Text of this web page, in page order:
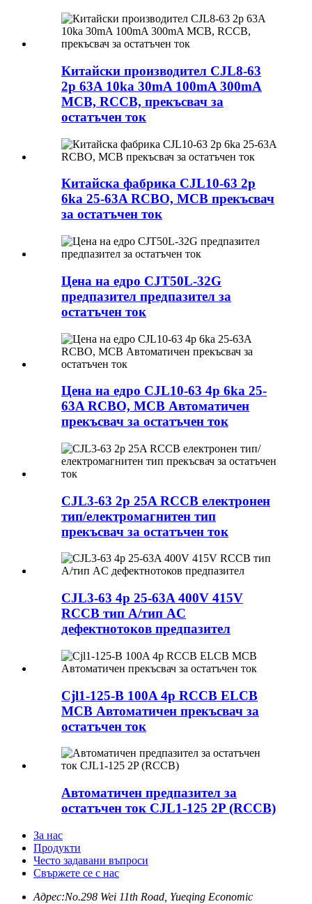
Китайски производител CJL8-63
2p 63A 10ka 30mA 100mA 300mA
MCB, RCCB, прекъсвач за
остатъчен ток
Китайска фабрика CJL10-63 2p
6ka 25-63A RCBO, MCB прекъсвач
за остатъчен ток
Цена на едро CJT50L-32G
предпазител предпазител за
остатъчен ток
Цена на едро CJL10-63 4p 6ka 25-
63A RCBO, MCB Автоматичен
прекъсвач за остатъчен ток
CJL3-63 2p 25A RCCB електронен
тип/електромагнитен тип
прекъсвач за остатъчен ток
CJL3-63 4p 25-63A 400V 415V
RCCB тип A/тип AC
дефектнотоков предпазител
Cjl1-125-B 100A 4p RCCB ELCB
MCB Автоматичен прекъсвач за
остатъчен ток
Автоматичен предпазител за
остатъчен ток CJL1-125 2P (RCCB)
За нас
Продукти
Често задавани въпроси
Свържете се с нас
Адрес:No.298 Wei 11th Road, Yueqing Economic